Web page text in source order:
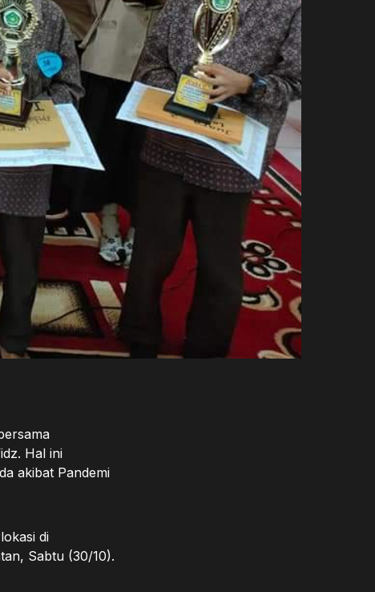
Hal ini
akibat Pandemi
di
Sabtu (30/10).